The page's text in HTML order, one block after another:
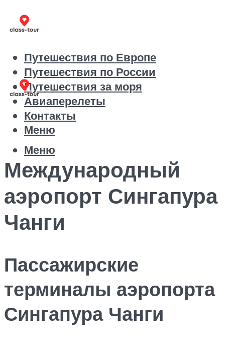
Путешествия по Европе
Путешествия по России
Путешествия за моря
Авиаперелеты
Контакты
Меню
Меню
Международный
аэропорт Сингапура
Чанги
Пассажирские
терминалы аэропорта
Сингапура Чанги